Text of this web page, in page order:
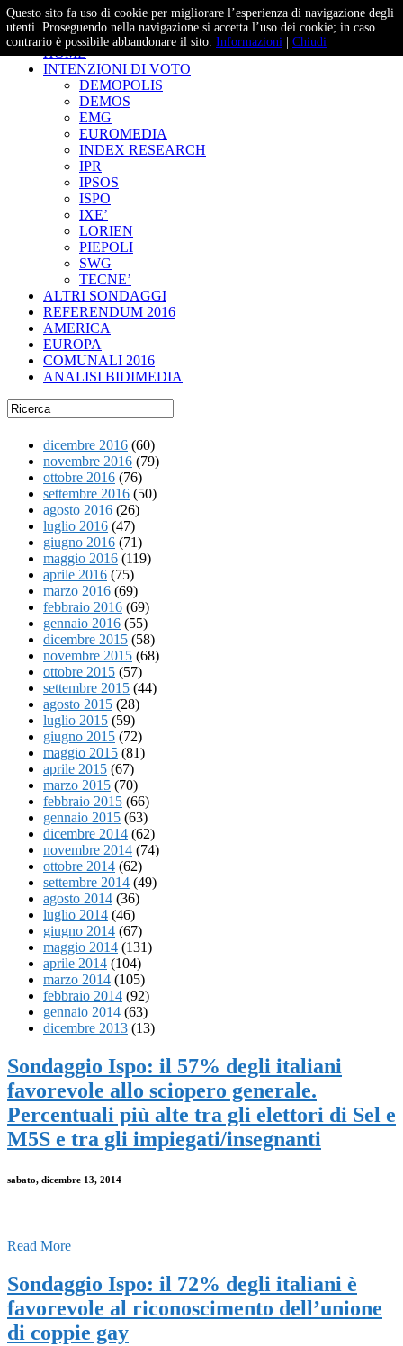
– Studi e Proiezioni Elettorali
HOME
INTENZIONI DI VOTO
DEMOPOLIS
DEMOS
EMG
EUROMEDIA
INDEX RESEARCH
IPR
IPSOS
ISPO
IXE’
LORIEN
PIEPOLI
SWG
TECNE’
ALTRI SONDAGGI
REFERENDUM 2016
AMERICA
EUROPA
COMUNALI 2016
ANALISI BIDIMEDIA
dicembre 2016 (60)
novembre 2016 (79)
ottobre 2016 (76)
settembre 2016 (50)
agosto 2016 (26)
luglio 2016 (47)
giugno 2016 (71)
maggio 2016 (119)
aprile 2016 (75)
marzo 2016 (69)
febbraio 2016 (69)
gennaio 2016 (55)
dicembre 2015 (58)
novembre 2015 (68)
ottobre 2015 (57)
settembre 2015 (44)
agosto 2015 (28)
luglio 2015 (59)
giugno 2015 (72)
maggio 2015 (81)
aprile 2015 (67)
marzo 2015 (70)
febbraio 2015 (66)
gennaio 2015 (63)
dicembre 2014 (62)
novembre 2014 (74)
ottobre 2014 (62)
settembre 2014 (49)
agosto 2014 (36)
luglio 2014 (46)
giugno 2014 (67)
maggio 2014 (131)
aprile 2014 (104)
marzo 2014 (105)
febbraio 2014 (92)
gennaio 2014 (63)
dicembre 2013 (13)
Sondaggio Ispo: il 57% degli italiani
favorevole allo sciopero generale.
Percentuali più alte tra gli elettori di Sel e
M5S e tra gli impiegati/insegnanti
sabato, dicembre 13, 2014
Read More
Sondaggio Ispo: il 72% degli italiani è
favorevole al riconoscimento dell’unione
di coppie gay
Questo sito fa uso di cookie per migliorare l’esperienza di navigazione degli
utenti. Proseguendo nella navigazione si accetta l’uso dei cookie; in caso
contrario è possibile abbandonare il sito. Informazioni Chiudi